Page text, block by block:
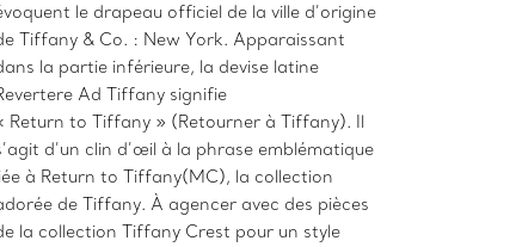
le drapeau officiel de la ville d’origine
Tiffany & Co. : New York. Apparaissant
la partie inférieure, la devise latine
Ad Tiffany signifie
Return to Tiffany » (Retourner à Tiffany). Il
d’un clin d’œil à la phrase emblématique
à Return to Tiffany(MC), la collection
de Tiffany. À agencer avec des pièces
la collection Tiffany Crest pour un style